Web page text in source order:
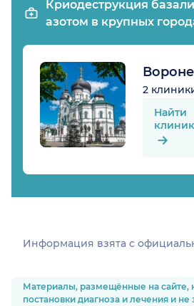
Криодеструкция
азотом в крупных
2
Найти
Информация взята c
Материалы, размещённые на сайте,
постановки диагноза и лечения и